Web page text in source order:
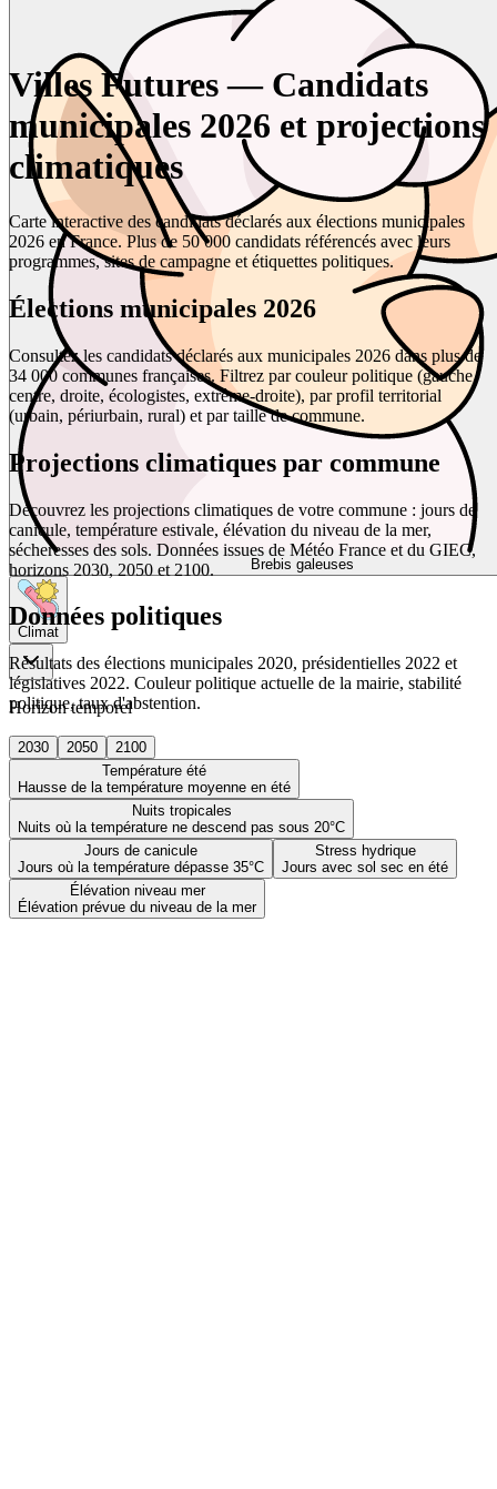
Brebis galeuses
Climat
Horizon temporel
2030 2050
2100
Température été
Hausse de la température moyenne en été
Nuits tropicales
Nuits où la température ne descend pas sous 20°C
Jours de canicule
Jours où la température dépasse 35°C
Stress hydrique
Jours avec sol sec en été
Élévation niveau mer
Élévation prévue du niveau de la mer
Villes Futures — Candidats
municipales 2026 et projections
climatiques
Carte interactive des candidats déclarés aux élections municipales
2026 en France. Plus de 50 000 candidats référencés avec leurs
programmes, sites de campagne et étiquettes politiques.
Élections municipales 2026
Consultez les candidats déclarés aux municipales 2026 dans plus de
34 000 communes françaises. Filtrez par couleur politique (gauche,
centre, droite, écologistes, extrême-droite), par profil territorial
(urbain, périurbain, rural) et par taille de commune.
Projections climatiques par commune
Découvrez les projections climatiques de votre commune : jours de
canicule, température estivale, élévation du niveau de la mer,
sécheresses des sols. Données issues de Météo France et du GIEC,
horizons 2030, 2050 et 2100.
Données politiques
Résultats des élections municipales 2020, présidentielles 2022 et
législatives 2022. Couleur politique actuelle de la mairie, stabilité
politique, taux d'abstention.